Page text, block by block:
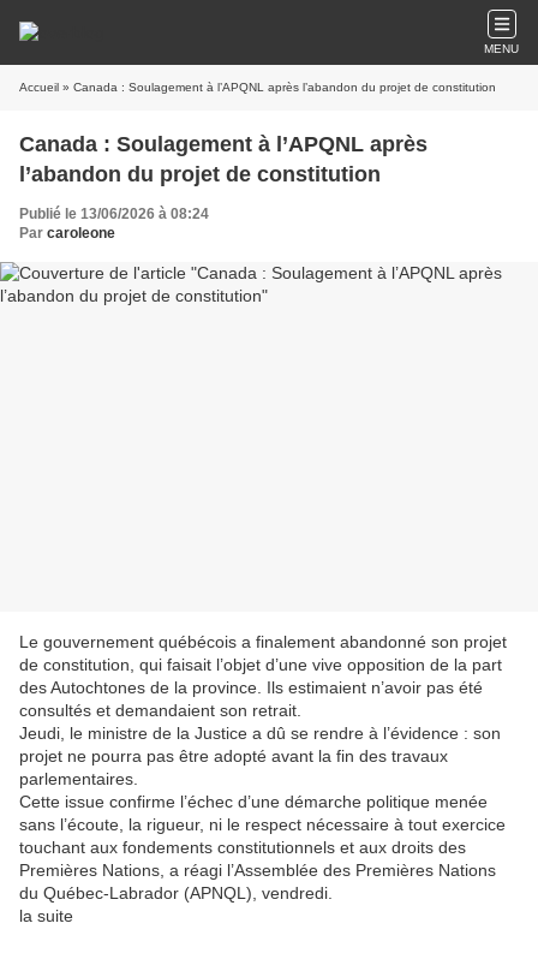
MENU
Accueil » Canada : Soulagement à l’APQNL après l’abandon du projet de constitution
Canada : Soulagement à l’APQNL après
l’abandon du projet de constitution
Publié le 13/06/2026 à 08:24
Par caroleone
Le gouvernement québécois a finalement abandonné son projet
de constitution, qui faisait l’objet d’une vive opposition de la part
des Autochtones de la province. Ils estimaient n’avoir pas été
consultés et demandaient son retrait.
Jeudi, le ministre de la Justice a dû se rendre à l’évidence : son
projet ne pourra pas être adopté avant la fin des travaux
parlementaires.
Cette issue confirme l’échec d’une démarche politique menée
sans l’écoute, la rigueur, ni le respect nécessaire à tout exercice
touchant aux fondements constitutionnels et aux droits des
Premières Nations, a réagi l’Assemblée des Premières Nations
du Québec-Labrador (APNQL), vendredi.
la suite